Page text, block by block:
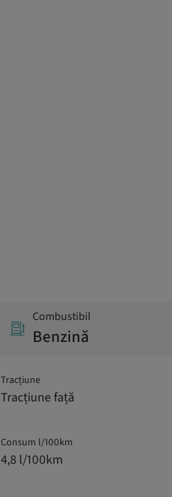
Combustibil
Benzină
Tracțiune
Tracțiune față
Consum l/100km
4,8 l/100km